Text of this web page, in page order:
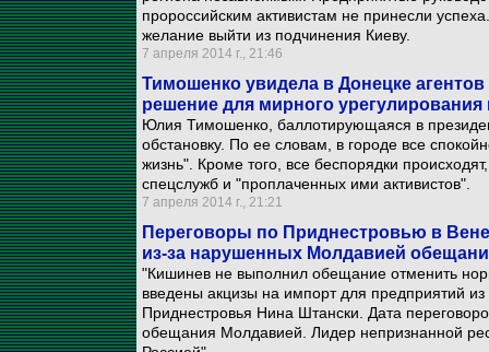
пророссийским активистам не принесли
желание выйти из подчинения Киеву.
7 апреля 2014 г., 21:46
Тимошенко увидела в Донецке
решение для мирного урегулирования
Юлия Тимошенко, баллотирующаяся в
обстановку. По ее словам, в городе все
жизнь". Кроме того, все беспорядки
спецслужб и "проплаченных ими активистов".
7 апреля 2014 г., 21:21
Переговоры по Приднестровью в
из-за нарушенных Молдавией
"Кишинев не выполнил обещание отменить
введены акцизы на импорт для предприятий
Приднестровья Нина Штански. Дата
обещания Молдавией. Лидер непризнанной